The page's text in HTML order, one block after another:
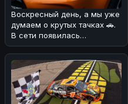
Воскресный день, а мы уже
думаем о крутых тачках 🚗.
В сети появилась
информация о Шевроле СС
- musc